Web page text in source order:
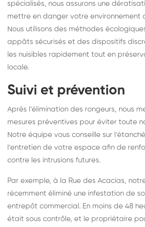
spécialisés, nous assurons une
mettre en danger votre environnement
Nous utilisons des méthodes
appâts sécurisés et des dispositifs
les nuisibles rapidement tout en
locale.
Suivi et prévention
Après l’élimination des rongeurs, nous
mesures préventives pour éviter toute
Notre équipe vous conseille sur
l’entretien de votre espace afin de
contre les intrusions futures.
Par exemple, à la Rue des Acacias,
récemment éliminé une infestation de
entrepôt commercial. En moins de 48
était sous contrôle, et le propriétaire